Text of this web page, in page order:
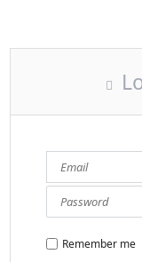
Remember me